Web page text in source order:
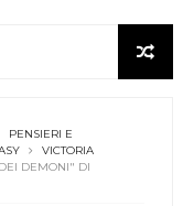
PENSIERI E
VICTORIA
DEMONI" DI